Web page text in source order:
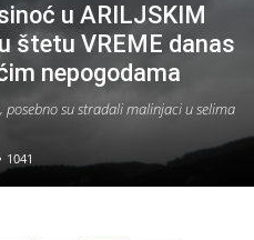
u ARILJSKIM
štetu VREME danas
nepogodama
su stradali malinjaci u selima
1041